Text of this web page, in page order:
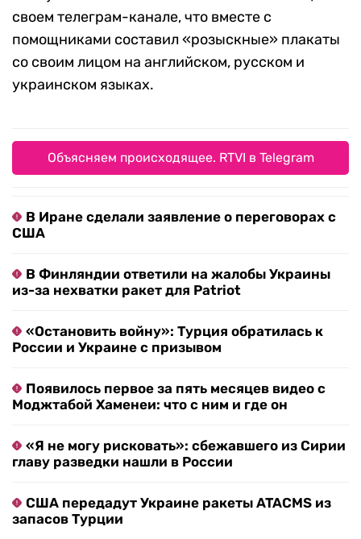
своем телеграм-канале, что вместе с
помощниками составил «розыскные» плакаты
со своим лицом на английском, русском и
украинском языках.
Объясняем происходящее. RTVI в Telegram
В Иране сделали заявление о переговорах с
США
В Финляндии ответили на жалобы Украины
из-за нехватки ракет для Patriot
«Остановить войну»: Турция обратилась к
России и Украине с призывом
Появилось первое за пять месяцев видео с
Моджтабой Хаменеи: что с ним и где он
«Я не могу рисковать»: сбежавшего из Сирии
главу разведки нашли в России
США передадут Украине ракеты ATACMS из
запасов Турции